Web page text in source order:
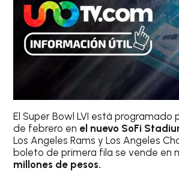
El Super Bowl LVI está programado
de febrero en el nuevo SoFi
Los Angeles Rams y Los Angeles
boleto de primera fila se vende en
millones de pesos.